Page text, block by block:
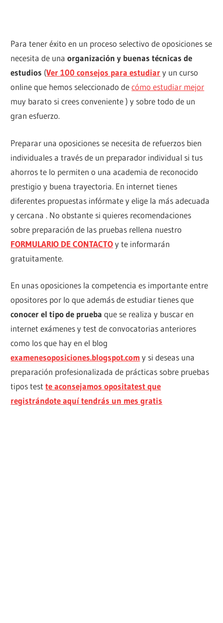
Para tener éxito en un proceso selectivo de oposiciones se
necesita de unaorganización y buenas técnicas de
estudios (Ver 100 consejos para estudiary un curso
online que hemos seleccionado decómo estudiar mejor
muy barato si crees conveniente ) y sobre todo de un
gran esfuerzo.
Preparar una oposiciones se necesita de refuerzos bien
individuales a través de un preparador individual si tus
ahorros te lo permiten o una academia de reconocido
prestigio y buena trayectoria. En internet tienes
diferentes propuestas infórmate y elige la más adecuada
y cercana . No obstante si quieres recomendaciones
sobre preparación de las pruebas rellena nuestro
FORMULARIO DE CONTACTOy te informarán
gratuitamente.
En unas oposiciones la competencia es importante entre
opositores por lo que además de estudiar tienes que
conocer el tipo de prueba que se realiza y buscar en
internet exámenes y test de convocatorias anteriores
como los que hay en el blog
examenesoposiciones.blogspot.com y si deseas una
preparación profesionalizada de prácticas sobre pruebas
tipos test te aconsejamos opositatest que
registrándote aquí tendrás un mes gratis